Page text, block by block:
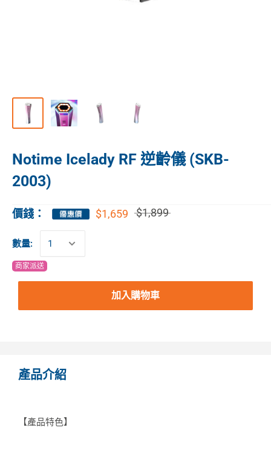
Notime Icelady RF 逆齡儀 (SKB-
2003)
價錢： $1,659 $1,899
數量:
商家派送
加入購物車
產品介紹
【產品特色】